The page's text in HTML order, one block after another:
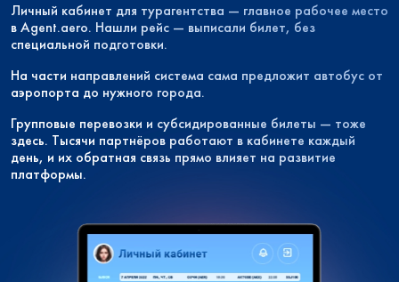
Личный кабинет для турагентства — главное рабочее место
в Agent.aero. Нашли рейс — выписали билет, без
специальной подготовки.
На части направлений система сама предложит автобус от
аэропорта до нужного города.
Групповые перевозки и субсидированные билеты — тоже
здесь. Тысячи партнёров работают в кабинете каждый
день, и их обратная связь прямо влияет на развитие
платформы.